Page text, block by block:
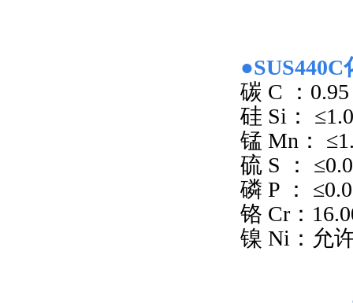
碳 C ：
硅 Si：
锰 Mn：
硫 S ：
磷 P ：
铬 Cr：
镍 Ni：允